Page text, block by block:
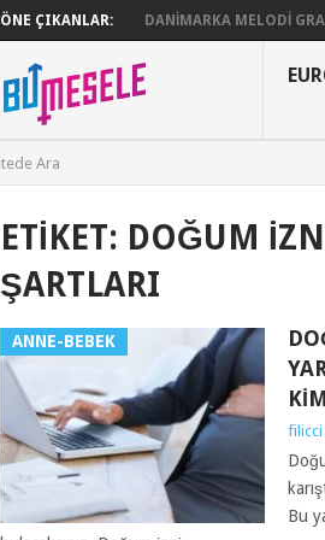
ÖNE ÇIKANLAR: DANIMARKA MELODI
ETIKET: DOĞUM
ŞARTLARI
ANNE-BEBEK
filicci
Bu